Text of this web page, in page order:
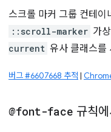
스크롤 마커 그룹 컨테
::scroll-marker 가
current 유사 클래스를
버그 #6607668 추적 |
@font-face 규칙에